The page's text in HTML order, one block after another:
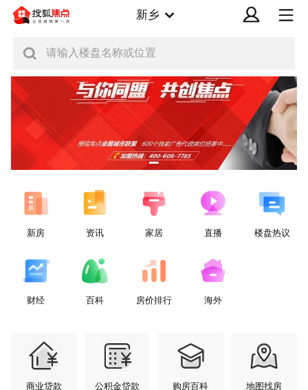
新乡
请输入楼盘名称或位置
新房 资讯 家居 直播 楼盘热议
财经 百科 房价排行 海外
商业贷款 公积金贷款 购房百科 地图找房